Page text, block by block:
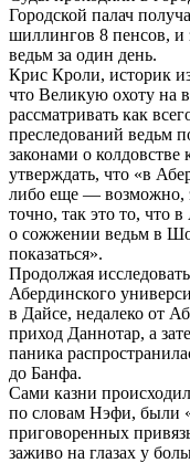
Городской палач
шиллингов 8 пенсов, и
ведьм за один день.
Крис Кроли, историк
что Великую охоту на
рассматривать как
преследований ведьм
законами о
утверждать, что «в
либо еще — возможно,
точно, так это то, что
о сожжении ведьм в
показаться».
Продолжая
Абердинского
в Дайсе, недалеко от
приход Даннотар, а
паника
до Банфа.
Сами казни
по словам Нэфи, были
приговоренных
заживо на глазах у